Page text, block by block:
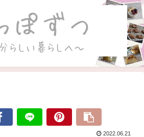
2022.06.21